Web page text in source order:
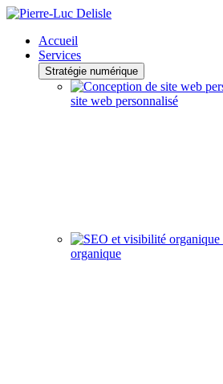
Accueil
Services
Stratégie numérique
site web personnalisé
organique